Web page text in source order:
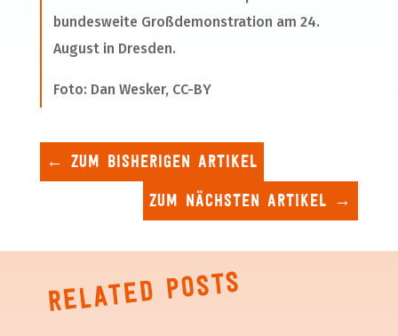
bundesweite Großdemonstration am 24.
August in Dresden.
Foto: Dan Wesker, CC-BY
← Zum bisherigen Artikel
Zum nächsten Artikel →
Related posts